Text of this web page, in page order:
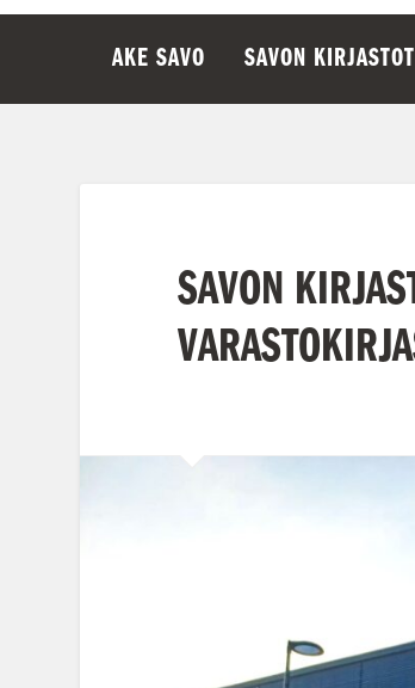
AKE SAVO SAVON KIRJASTOT
SAVON